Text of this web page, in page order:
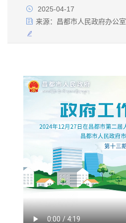
2025-04-17
来源： 昌都市人民政府办公室